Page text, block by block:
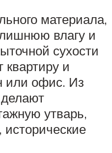
материала,
влагу и
сухости
квартиру и
или офис. Из
утварь,